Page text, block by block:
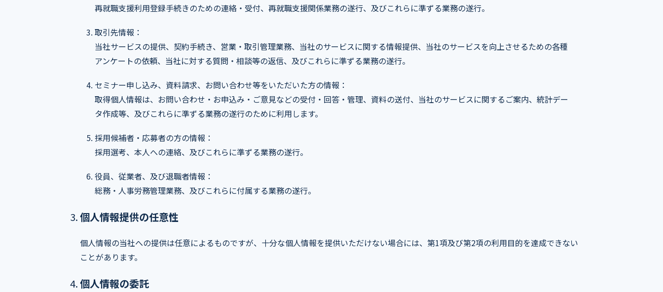
再就職支援利用登録手続きのための連絡・受付、再就職支援関係業務の遂行、及びこれらに準ずる業務の遂行。
取引先情報：
当社サービスの提供、契約手続き、営業・取引管理業務、当社のサービスに関する情報提供、当社のサービスを向上させるための各種
アンケートの依頼、当社に対する質問・相談等の返信、及びこれらに準ずる業務の遂行。
セミナー申し込み、資料請求、お問い合わせ等をいただいた方の情報：
取得個人情報は、お問い合わせ・お申込み・ご意見などの受付・回答・管理、資料の送付、当社のサービスに関するご案内、統計デー
タ作成等、及びこれらに準ずる業務の遂行のために利用します。
採用候補者・応募者の方の情報：
採用選考、本人への連絡、及びこれらに準ずる業務の遂行。
役員、従業者、及び退職者情報：
総務・人事労務管理業務、及びこれらに付属する業務の遂行。
個人情報提供の任意性
個人情報の当社への提供は任意によるものですが、十分な個人情報を提供いただけない場合には、第1項及び第2項の利用目的を達成できない
ことがあります。
個人情報の委託